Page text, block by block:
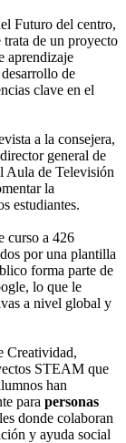
Futuro del centro,
de un proyecto
aprendizaje
de
clave en el
a la consejera,
general de
Aula de Televisión
la
estudiantes.
curso a 426
por una plantilla
forma parte de
lo que le
a nivel global y
Creatividad,
STEAM que
han
para personas
donde colaboran
y ayuda social